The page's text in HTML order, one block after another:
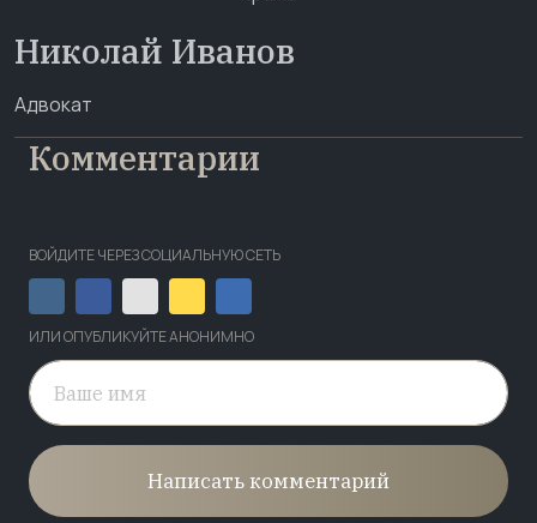
Николай Иванов
Адвокат
Комментарии
ВОЙДИТЕ ЧЕРЕЗ СОЦИАЛЬНУЮ СЕТЬ
ИЛИ ОПУБЛИКУЙТЕ АНОНИМНО
Написать комментарий